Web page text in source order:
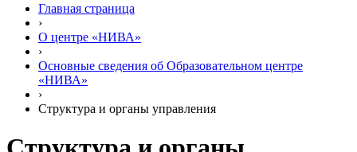
Главная страница
›
О центре «НИВА»
›
Основные сведения об Образовательном центре
«НИВА»
›
Структура и органы управления